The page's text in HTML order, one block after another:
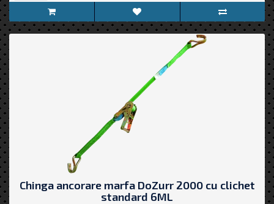
Chinga ancorare marfa DoZurr 2000 cu clichet
standard 6ML